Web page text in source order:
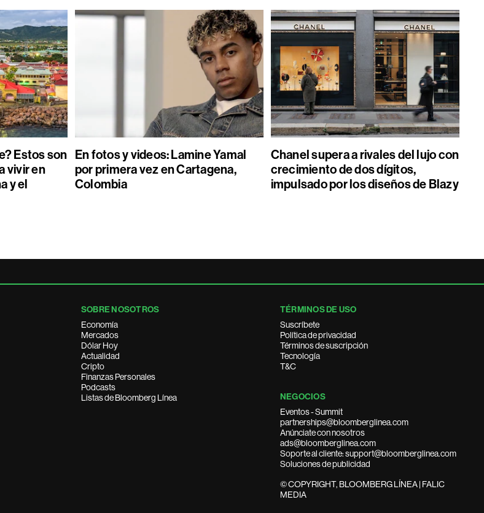
Estos son
vivir en
y el
En fotos y videos: Lamine Yamal
por primera vez en Cartagena,
Colombia
Chanel supera a rivales del lujo con
crecimiento de dos dígitos,
impulsado por los diseños de Blazy
SOBRE NOSOTROS
Economía
Mercados
Dólar Hoy
Actualidad
Cripto
Finanzas Personales
Podcasts
Listas de Bloomberg Línea
TÉRMINOS DE USO
Suscríbete
Política de privacidad
Términos de suscripción
Tecnología
T&C
NEGOCIOS
Eventos - Summit
partnerships@bloomberglinea.com
Anúnciate con nosotros
ads@bloomberglinea.com
Soporte al cliente: support@bloomberglinea.com
Soluciones de publicidad
© COPYRIGHT, BLOOMBERG LÍNEA | FALIC
MEDIA